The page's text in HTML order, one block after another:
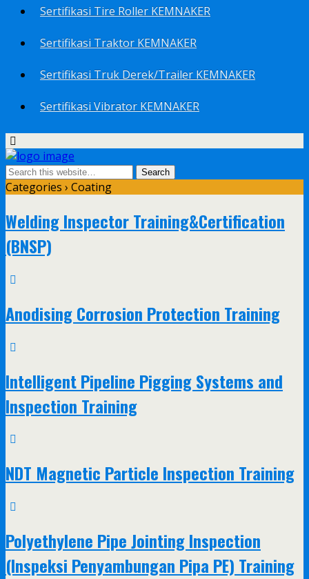
Sertifikasi Tire Roller KEMNAKER
Sertifikasi Traktor KEMNAKER
Sertifikasi Truk Derek/Trailer KEMNAKER
Sertifikasi Vibrator KEMNAKER
Categories › Coating
Welding Inspector Training&Certification
(BNSP)
Anodising Corrosion Protection Training
Intelligent Pipeline Pigging Systems and
Inspection Training
NDT Magnetic Particle Inspection Training
Polyethylene Pipe Jointing Inspection
(Inspeksi Penyambungan Pipa PE) Training